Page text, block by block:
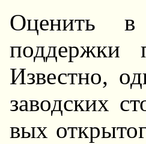
Оценить
поддеpжки
Известно,
заводских
вых